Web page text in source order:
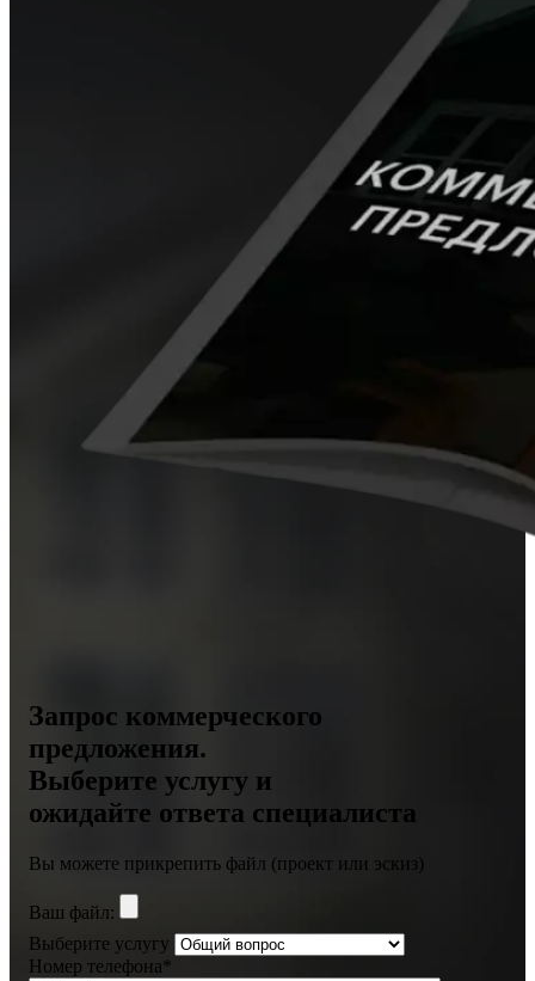
Запрос коммерческого
предложения.
Выберите услугу и
ожидайте ответа специалиста
Вы можете прикрепить файл (проект или эскиз)
Ваш файл:
Выберите услугу
Номер телефона*